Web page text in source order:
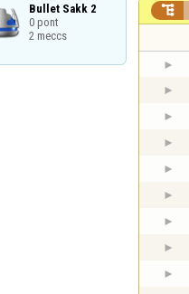
Bullet Sakk 2
0 pont
2 meccs
